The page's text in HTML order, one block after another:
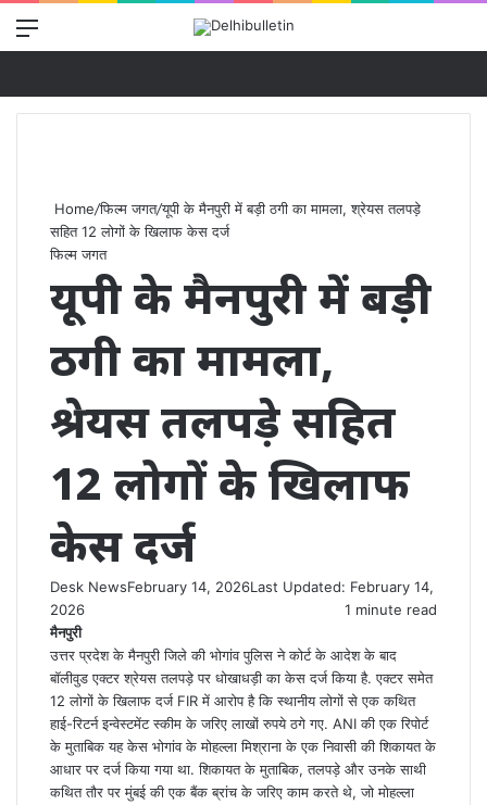
Menu
Home/फिल्म जगत/यूपी के मैनपुरी में बड़ी ठगी का मामला, श्रेयस तलपड़े
सहित 12 लोगों के खिलाफ केस दर्ज
फिल्म जगत
यूपी के मैनपुरी में बड़ी
ठगी का मामला,
श्रेयस तलपड़े सहित
12 लोगों के खिलाफ
केस दर्ज
Desk NewsFebruary 14, 2026Last Updated: February 14,
2026
1 minute read
मैनपुरी
उत्तर प्रदेश के मैनपुरी जिले की भोगांव पुलिस ने कोर्ट के आदेश के बाद
बॉलीवुड एक्टर श्रेयस तलपड़े पर धोखाधड़ी का केस दर्ज किया है. एक्टर समेत
12 लोगों के खिलाफ दर्ज FIR में आरोप है कि स्थानीय लोगों से एक कथित
हाई-रिटर्न इन्वेस्टमेंट स्कीम के जरिए लाखों रुपये ठगे गए. ANI की एक रिपोर्ट
के मुताबिक यह केस भोगांव के मोहल्ला मिश्राना के एक निवासी की शिकायत के
आधार पर दर्ज किया गया था. शिकायत के मुताबिक, तलपड़े और उनके साथी
कथित तौर पर मुंबई की एक बैंक ब्रांच के जरिए काम करते थे, जो मोहल्ला